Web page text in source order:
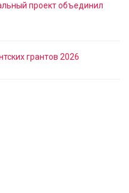
проект объединил
грантов 2026